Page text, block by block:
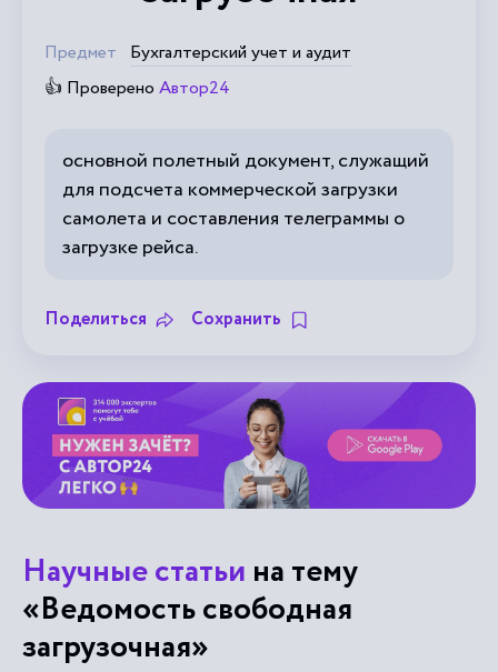
Предмет
Бухгалтерский учет и аудит
👍 Проверено Автор24
основной полетный документ, служащий
для подсчета коммерческой загрузки
самолета и составления телеграммы о
загрузке рейса.
Поделиться Сохранить
Научные статьи на тему
«Ведомость свободная
загрузочная»